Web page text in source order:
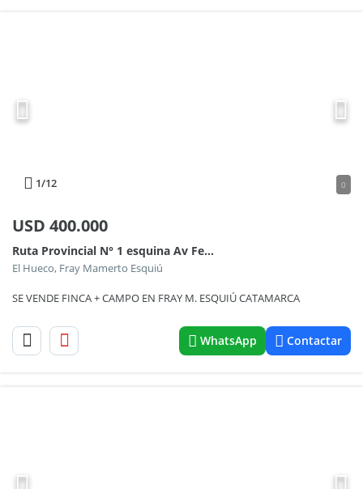
1/12 0
USD 400.000
Ruta Provincial N° 1 esquina Av Felipe Varela/Hnas Villagrán 100
El Hueco, Fray Mamerto Esquiú
SE VENDE FINCA + CAMPO EN FRAY M. ESQUIÚ CATAMARCA
WhatsApp Contactar